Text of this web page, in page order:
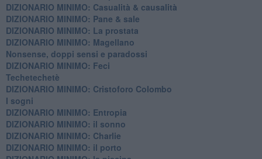
DIZIONARIO MINIMO: ​Casualità & causalità
​DIZIONARIO MINIMO: Pane & sale
DIZIONARIO MINIMO: La prostata
​DIZIONARIO MINIMO: Magellano
Nonsense, doppi sensi e paradossi
DIZIONARIO MINIMO: Feci
Techetechetè
DIZIONARIO MINIMO: Cristoforo Colombo
I sogni
DIZIONARIO MINIMO: Entropia
DIZIONARIO MINIMO: il sonno
DIZIONARIO MINIMO: Charlie
DIZIONARIO MINIMO: il porto